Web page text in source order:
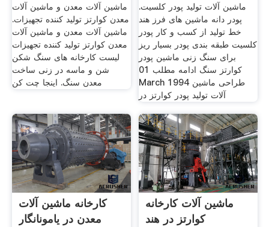
ماشین آلات معدن و ماشین آلات
معدن کوارتز تولید کننده تجهیزات.
ماشین آلات معدن و ماشین آلات
معدن کوارتز تولید کننده تجهیزات
لیست کارخانه های سنگ شکن
شن و ماسه در زنی ساخت
معدن سنگ. اینجا چت کن
ماشین آلات تولید پودر کلسیت.
پودر دانه ماشین های فرز هند
خط تولید از کسب و کار پودر
کلسیت طبقه بندی پودر بسیار ریز
برای سنگ زنی ماشین پودر
کوارتز سنگ ادامه مطلب 01
March 1994 طراحی ماشین
آلات تولید پودر کوارتز در
کارخانه ماشین آلات
معدن در یامونانگار
ماشین آلات کارخانه
کوارتز در هند